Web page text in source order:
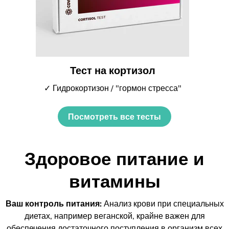
Тест на кортизол
✓ Гидрокортизон / "гормон стресса"
Посмотреть все тесты
Здоровое питание и
витамины
Ваш контроль питания:Анализ крови при специальных
диетах, например веганской, крайне важен для